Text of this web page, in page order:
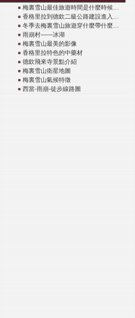
梅裏雪山最佳旅遊時間是什麼時候…
香格里拉到德欽二級公路建設進入…
冬季去梅裏雪山旅遊穿什麼帶什麼…
雨崩村——冰湖
梅裏雪山最美的影像
香格里拉特色的中藥材
德欽飛來寺景點介紹
梅裏雪山衛星地圖
梅裏雪山氣候特徵
西當-雨崩-徒步線路圖